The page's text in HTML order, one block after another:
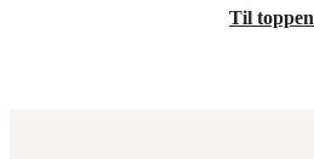
Til toppen